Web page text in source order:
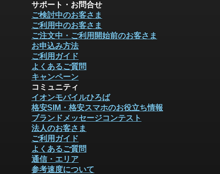
サポート・お問合せ
ご検討中のお客さま
ご利用中のお客さま
ご注文中・ご利用開始前のお客さま
お申込み方法
ご利用ガイド
よくあるご質問
キャンペーン
コミュニティ
イオンモバイルひろば
格安SIM・格安スマホのお役立ち情報
ブランドメッセージコンテスト
法人のお客さま
ご利用ガイド
よくあるご質問
通信・エリア
参考速度について